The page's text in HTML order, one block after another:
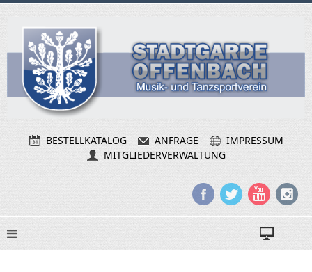
BESTELLKATALOG ANFRAGE
IMPRESSUM
MITGLIEDERVERWALTUNG